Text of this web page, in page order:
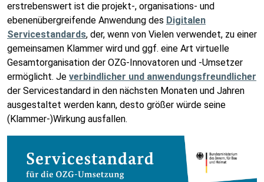
erstrebenswert ist die projekt-, organisations- und
ebenenübergreifende Anwendung des Digitalen
Servicestandards, der, wenn von Vielen verwendet, zu einer
gemeinsamen Klammer wird und ggf. eine Art virtuelle
Gesamtorganisation der OZG-Innovatoren und -Umsetzer
ermöglicht. Je verbindlicher und anwendungsfreundlicher
der Servicestandard in den nächsten Monaten und Jahren
ausgestaltet werden kann, desto größer würde seine
(Klammer-)Wirkung ausfallen.